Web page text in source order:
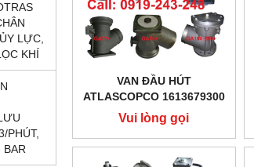
LỰC,
KHÍ
PHÚT,
BAR
VAN ĐẦU HÚT
ATLASCOPCO 1613679300
Vui lòng gọi